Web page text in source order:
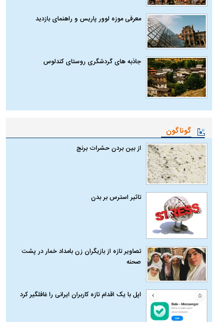
معرفی موزه لوور پاریس و راهنمای بازدید
جاذبه های گردشگری روستای کندلوس
گوناگون
از بین بردن حشرات برنج
تاثیر استرس بر بدن
تصاویر تازه از بازیگران زن بامداد خمار در پشت
صحنه
اپل با یک اقدام تازه کاربران ایرانی را غافلگیر کرد